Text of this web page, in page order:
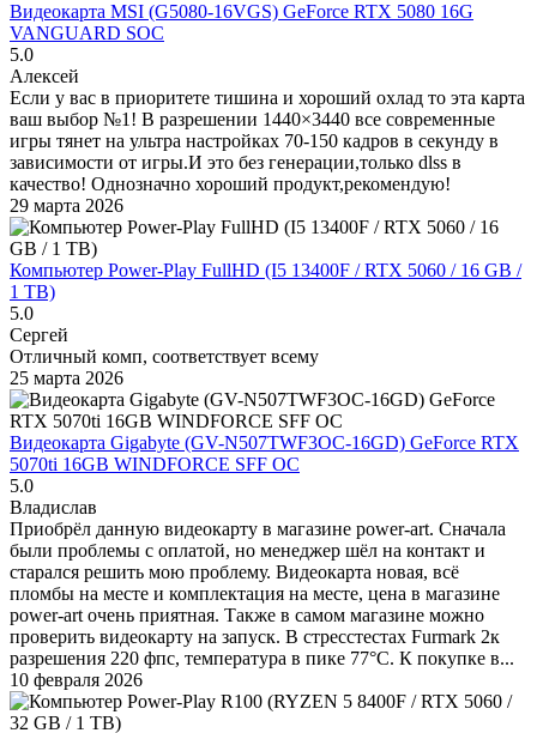
Видеокарта MSI (G5080-16VGS) GeForce RTX 5080 16G
VANGUARD SOC
5.0
Алексей
Если у вас в приоритете тишина и хороший охлад то эта карта
ваш выбор №1! В разрешении 1440×3440 все современные
игры тянет на ультра настройках 70-150 кадров в секунду в
зависимости от игры.И это без генерации,только dlss в
качество! Однозначно хороший продукт,рекомендую!
29 марта 2026
Компьютер Power-Play FullHD (I5 13400F / RTX 5060 / 16 GB /
1 TB)
5.0
Сергей
Отличный комп, соответствует всему
25 марта 2026
Видеокарта Gigabyte (GV-N507TWF3OC-16GD) GeForce RTX
5070ti 16GB WINDFORCE SFF OC
5.0
Владислав
Приобрёл данную видеокарту в магазине power-art. Сначала
были проблемы с оплатой, но менеджер шёл на контакт и
старался решить мою проблему. Видеокарта новая, всё
пломбы на месте и комплектация на месте, цена в магазине
power-art очень приятная. Также в самом магазине можно
проверить видеокарту на запуск. В стресстестах Furmark 2к
разрешения 220 фпс, температура в пике 77°C. К покупке в...
10 февраля 2026